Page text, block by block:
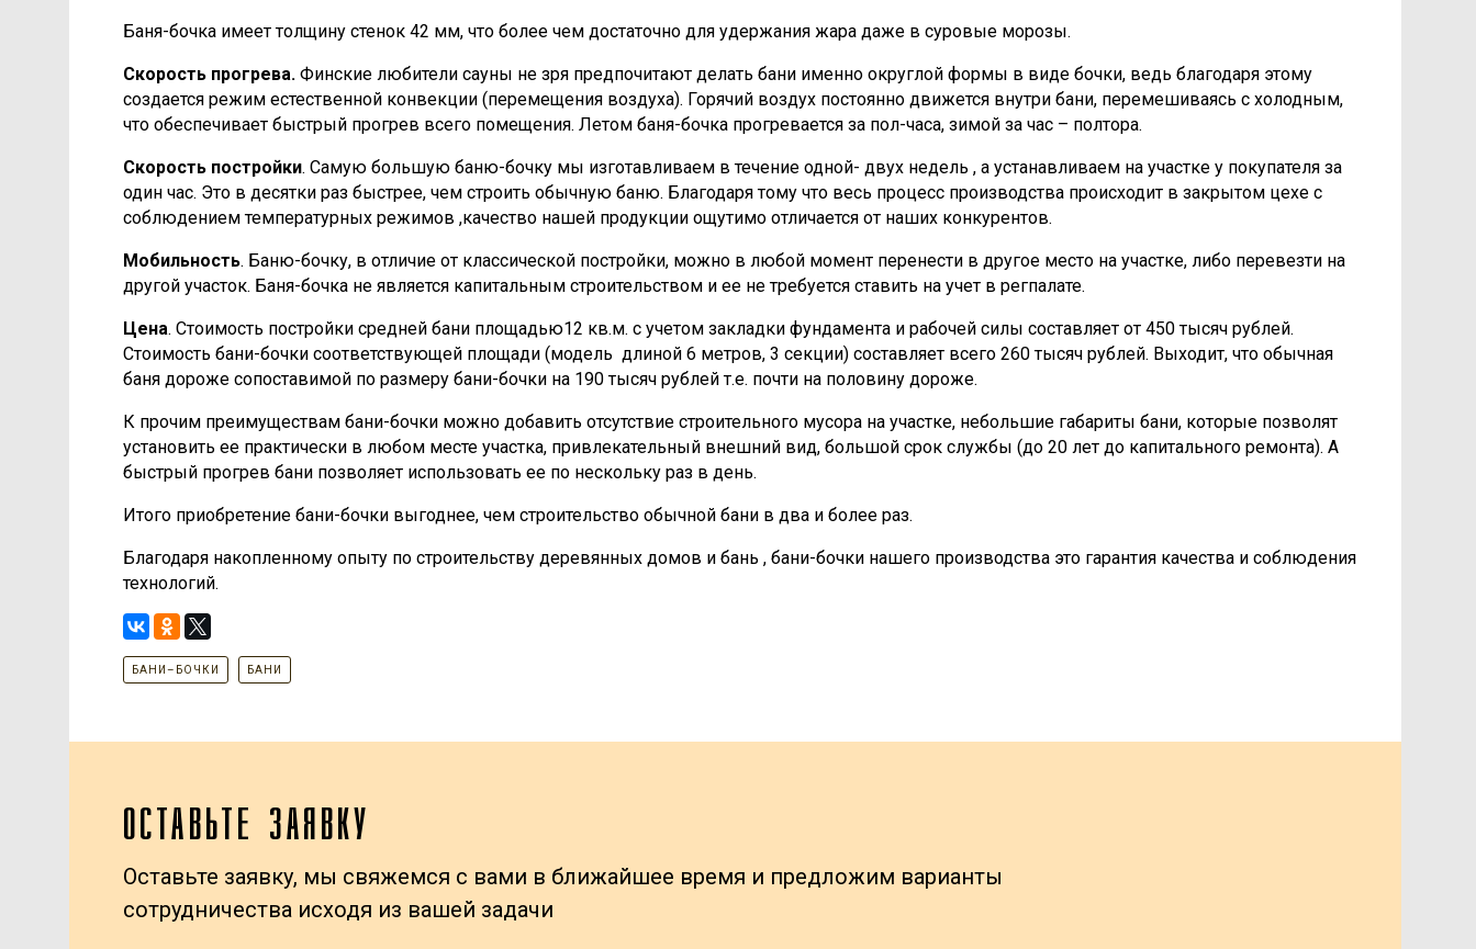
Баня-бочка имеет толщину стенок 42 мм, что более чем достаточно для удержания жара даже в суровые морозы.
Скорость прогрева. Финские любители сауны не зря предпочитают делать бани именно округлой формы в виде бочки, ведь благодаря этому
создается режим естественной конвекции (перемещения воздуха). Горячий воздух постоянно движется внутри бани, перемешиваясь с холодным,
что обеспечивает быстрый прогрев всего помещения. Летом баня-бочка прогревается за пол-часа, зимой за час – полтора.
Скорость постройки. Самую большую баню-бочку мы изготавливаем в течение одной- двух недель , а устанавливаем на участке у покупателя за
один час. Это в десятки раз быстрее, чем строить обычную баню. Благодаря тому что весь процесс производства происходит в закрытом цехе с
соблюдением температурных режимов ,качество нашей продукции ощутимо отличается от наших конкурентов.
Мобильность. Баню-бочку, в отличие от классической постройки, можно в любой момент перенести в другое место на участке, либо перевезти на
другой участок. Баня-бочка не является капитальным строительством и ее не требуется ставить на учет в регпалате.
Цена. Стоимость постройки средней бани площадью12 кв.м. с учетом закладки фундамента и рабочей силы составляет от 450 тысяч рублей.
Стоимость бани-бочки соответствующей площади (модель длиной 6 метров, 3 секции) составляет всего 260 тысяч рублей. Выходит, что обычная
баня дороже сопоставимой по размеру бани-бочки на 190 тысяч рублей т.е. почти на половину дороже.
К прочим преимуществам бани-бочки можно добавить отсутствие строительного мусора на участке, небольшие габариты бани, которые позволят
установить ее практически в любом месте участка, привлекательный внешний вид, большой срок службы (до 20 лет до капитального ремонта). А
быстрый прогрев бани позволяет использовать ее по нескольку раз в день.
Итого приобретение бани-бочки выгоднее, чем строительство обычной бани в два и более раз.
Благодаря накопленному опыту по строительству деревянных домов и бань , бани-бочки нашего производства это гарантия качества и соблюдения
технологий.
БАНИ–БОЧКИ БАНИ
ОСТАВЬТЕ ЗАЯВКУ
Оставьте заявку, мы свяжемся с вами в ближайшее время и предложим варианты
сотрудничества исходя из вашей задачи